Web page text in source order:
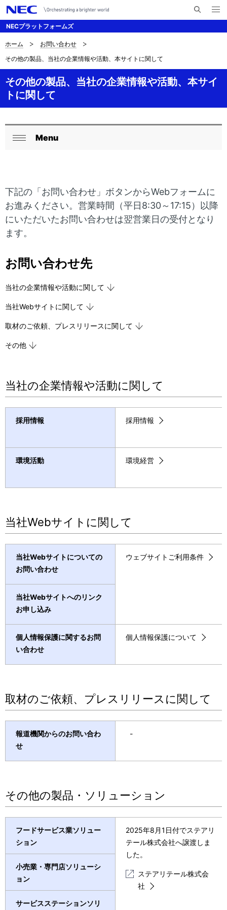
NECプラットフォームズ
メ
ニ
ナ
ビ
ゲ
ー
ョ
サ
イ
ト
内
の
現
置
を
表
し
て
い
ま
す
ホーム
お問い合わせ
その他の製品、当社の企業情報や活動、本サイトに関して
その他の製品、当社の企業情報や活動、本サイ
トに関して
ロ
ル
ナ
ビ
ゲ
ー
シ
ョ
ン
Menu
下記の「お問い合わせ」ボタンからWebフォームに
お進みください。営業時間（平日8:30～17:15）以降
にいただいたお問い合わせは翌営業日の受付となり
ます。
お問い合わせ先
当社の企業情報や活動に関して
当社Webサイトに関して
取材のご依頼、プレスリリースに関して
その他
当社の企業情報や活動に関して
採用情報 採用情報
環境活動 環境経営
当社Webサイトに関して
当社Webサイトについての
お問い合わせ
ウェブサイトご利用条件
当社Webサイトへのリンク
お申し込み
個人情報保護に関するお問
い合わせ
個人情報保護について
取材のご依頼、プレスリリースに関して
報道機関からのお問い合わ
せ
-
その他の製品・ソリューション
フードサービス業ソリュー
ション
2025年8月1日付でステアリ
テール株式会社へ譲渡しま
した。
ステアリテール株式会
社
小売業・専門店ソリューシ
ョン
サービスステーションソリ